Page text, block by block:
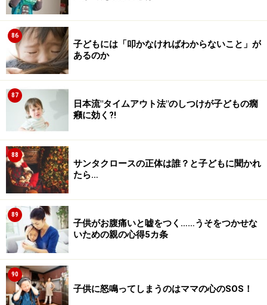
86
子どもには「叩かなければわからないこと」が
あるのか
87
日本流"タイムアウト法"のしつけが子どもの癇
癪に効く?!
88
サンタクロースの正体は誰？と子どもに聞かれ
たら…
89
子供がお腹痛いと嘘をつく……うそをつかせな
いための親の心得5カ条
90
子供に怒鳴ってしまうのはママの心のSOS！